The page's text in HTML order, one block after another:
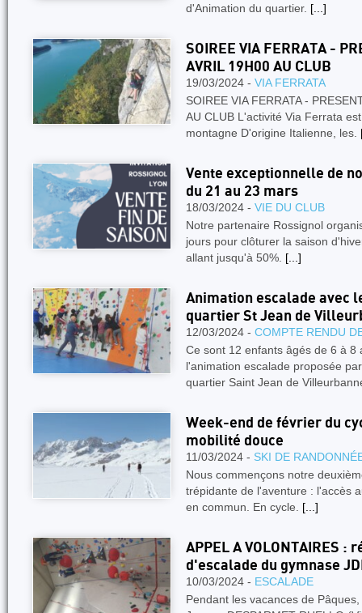
d'Animation du quartier. [...]
SOIREE VIA FERRATA -
AVRIL 19H00 AU CLUB
19/03/2024 - VIA FERRATA
SOIREE VIA FERRATA -
AU CLUB L'activité Via Ferrata
montagne D'origine Italienne, les.
Vente exceptionnelle de
du 21 au 23 mars
18/03/2024 - VIE DU CLUB
Notre partenaire Rossignol
jours pour clôturer la saison
allant jusqu'à 50%. [...]
Animation escalade avec
quartier St Jean de
12/03/2024 - COMPTE RENDU
Ce sont 12 enfants âgés de 6 à 8
l'animation escalade proposée
quartier Saint Jean de
Week-end de février du
mobilité douce
11/03/2024 - SKI DE
Nous commençons notre
trépidante de l'aventure : l'accès
en commun. En cycle. [...]
APPEL A VOLONTAIRES :
d'escalade du gymnase
10/03/2024 - ESCALADE
Pendant les vacances de